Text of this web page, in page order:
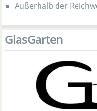
Außerhalb der
GlasGarten